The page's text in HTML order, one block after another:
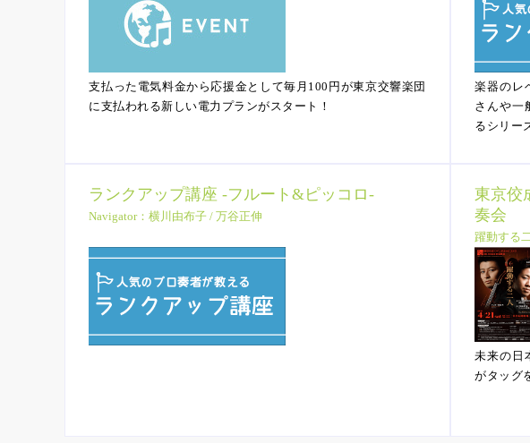
支払った電気料金から応援金として毎月100円が東京交響楽団
に支払われる新しい電力プランがスタート！
楽器のレ
さんや一
るシリー
ランクアップ講座 -フルート&ピッコロ-
Navigator：横川由布子 / 万谷正伸
東京佼
奏会
躍動する
未来の日
がタッグ